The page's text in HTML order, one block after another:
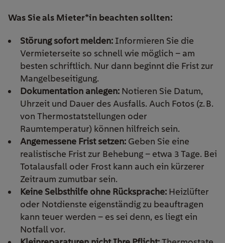
Was Sie als Mieter*in beachten sollten:
Störung sofort melden: Informieren Sie die
Vermieterseite so schnell wie möglich – am
besten schriftlich. Nur dann beginnt die Frist zur
Mangelbeseitigung.
Dokumentation anlegen: Notieren Sie Datum,
Uhrzeit und Dauer des Ausfalls. Auch Fotos (z. B.
von Thermostatstellungen oder
Raumtemperatur) können hilfreich sein.
Angemessene Frist setzen: Geben Sie eine
realistische Frist zur Behebung – etwa 3 Tage. Bei
Totalausfall oder Frost kann auch ein kürzerer
Zeitraum zumutbar sein.
Keine Selbsthilfe ohne Rücksprache: Heizlüfter
oder Notdienste eigenständig zu beauftragen
kann teuer werden – es sei denn, es liegt ein
Notfall vor.